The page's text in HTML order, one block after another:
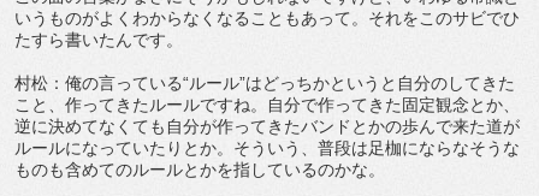
いうものがよくわからなくなることもあって。それをこのサビでひ
たすら書いたんです。
村松：俺の言っている“ルール”はどっちかというと自分のしてきた
こと、作ってきたルールですね。自分で作ってきた固定観念とか、
逆に決めてなくても自分が作ってきたバンドとかの歩んで来た道が
ルールになっていたりとか。そういう、普段は足枷にならなそうな
ものも含めてのルールとかを指しているのかな。